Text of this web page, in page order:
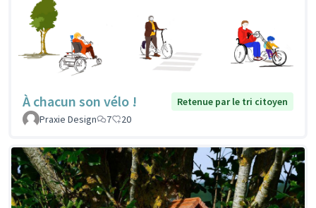
À chacun son vélo !
Retenue par le tri citoyen
Praxie Design
7 20